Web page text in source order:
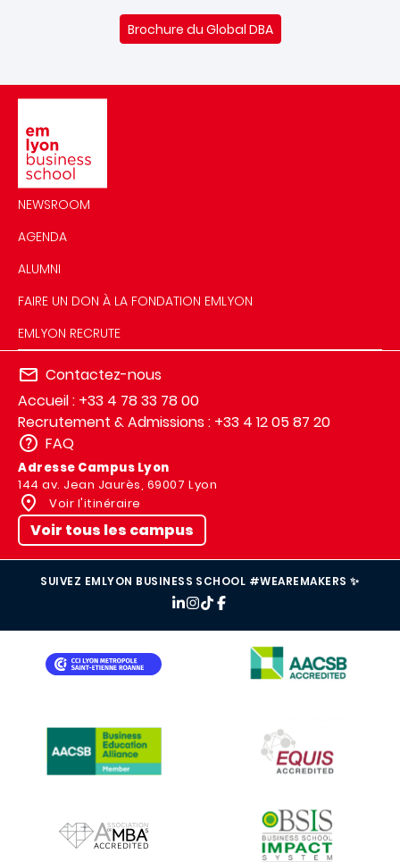
Brochure du Global DBA
NEWSROOM
AGENDA
ALUMNI
FAIRE UN DON À LA FONDATION EMLYON
EMLYON RECRUTE
Contactez-nous
Accueil : +33 4 78 33 78 00
Recrutement & Admissions : +33 4 12 05 87 20
FAQ
Adresse Campus Lyon
144 av. Jean Jaurès, 69007 Lyon
Voir l'itinéraire
Voir tous les campus
SUIVEZ EMLYON BUSINESS SCHOOL #WEAREMAKERS ✨
IMAGE
IMAGE
IMAGE